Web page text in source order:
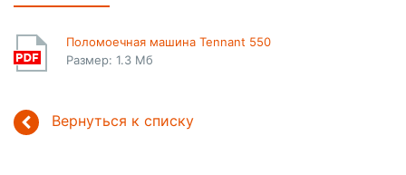
Поломоечная машина Tennant 550
Размер: 1.3 Мб
Вернуться к списку